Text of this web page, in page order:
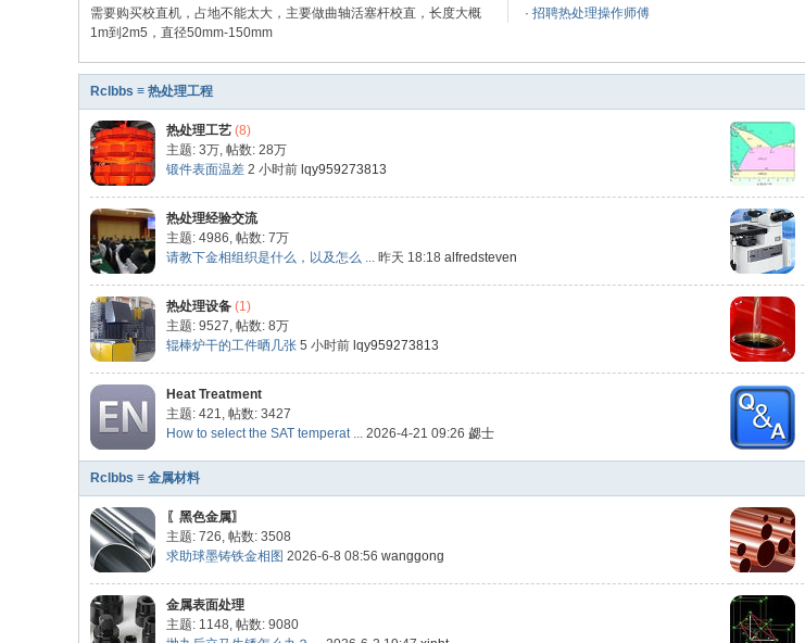
需要购买校直机，占地不能太大，主要做曲轴活塞杆校直，长度大概
1m到2m5，直径50mm-150mm
· 招聘热处理操作师傅
Rclbbs ≡ 热处理工程
热处理工艺 (8)
主题: 3万, 帖数: 28万
锻件表面温差 2 小时前 lqy959273813
热处理经验交流
主题: 4986, 帖数: 7万
请教下金相组织是什么，以及怎么 ... 昨天 18:18 alfredsteven
热处理设备 (1)
主题: 9527, 帖数: 8万
辊棒炉干的工件晒几张 5 小时前 lqy959273813
Heat Treatment
主题: 421, 帖数: 3427
How to select the SAT temperat ... 2026-4-21 09:26 勰士
Rclbbs ≡ 金属材料
〖黑色金属〗
主题: 726, 帖数: 3508
求助球墨铸铁金相图 2026-6-8 08:56 wanggong
金属表面处理
主题: 1148, 帖数: 9080